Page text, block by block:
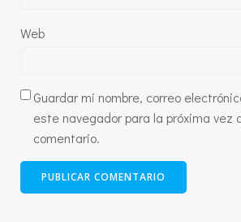
Web
Guardar mi nombre, correo
este navegador para la próxima vez
comentario.